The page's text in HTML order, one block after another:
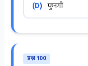
(D) फुनगी
प्रश्न 100